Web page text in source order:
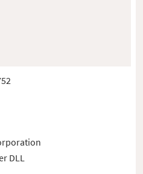
DLL